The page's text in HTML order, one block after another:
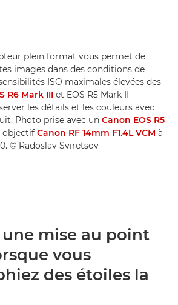
plein format vous permet de
images dans des conditions de
ISO maximales élevées des
R6 Mark III et EOS R5 Mark II
les détails et les couleurs avec
Photo prise avec un Canon EOS R5
objectif Canon RF 14mm F1.4L VCM à
© Radoslav Sviretsov
mise au point
vous
des étoiles la